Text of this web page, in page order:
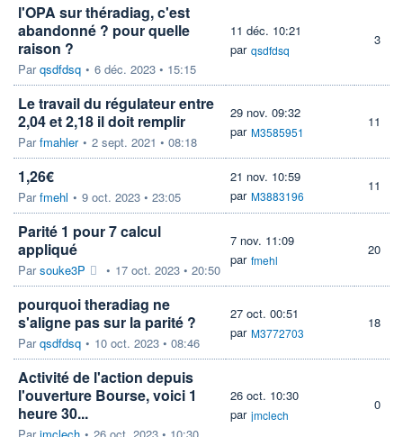
l'OPA sur théradiag, c'est
abandonné ? pour quelle
raison ?
Parqsdfdsq • 6 déc. 2023 • 15:15
11 déc. 10:21
par qsdfdsq
3
Le travail du régulateur entre
2,04 et 2,18 il doit remplir
Parfmahler • 2 sept. 2021 • 08:18
29 nov. 09:32
par M3585951
11
1,26€
Parfmehl • 9 oct. 2023 • 23:05
21 nov. 10:59
par M3883196
11
Parité 1 pour 7 calcul
appliqué
Parsouke3P • 17 oct. 2023 • 20:50
7 nov. 11:09
par fmehl
20
pourquoi theradiag ne
s'aligne pas sur la parité ?
Parqsdfdsq • 10 oct. 2023 • 08:46
27 oct. 00:51
par M3772703
18
Activité de l'action depuis
l'ouverture Bourse, voici 1
heure 30...
26 oct. 10:30
par jmclech
0